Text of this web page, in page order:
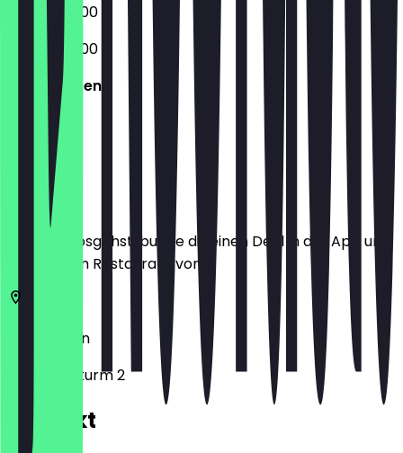
06:30 - 20:00
06:30 - 20:00
Geschlossen
Bevor du losgehst, buche dir einen Deal in der App und
zeige ihn im Restaurant vor.
Berlin
Am Borsigturm 2
Kontakt